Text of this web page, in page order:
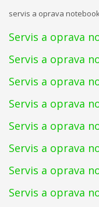
servis a oprava
Servis a oprava
Servis a oprava
Servis a oprava
Servis a oprava
Servis a oprava
Servis a oprava
Servis a oprava
Servis a oprava